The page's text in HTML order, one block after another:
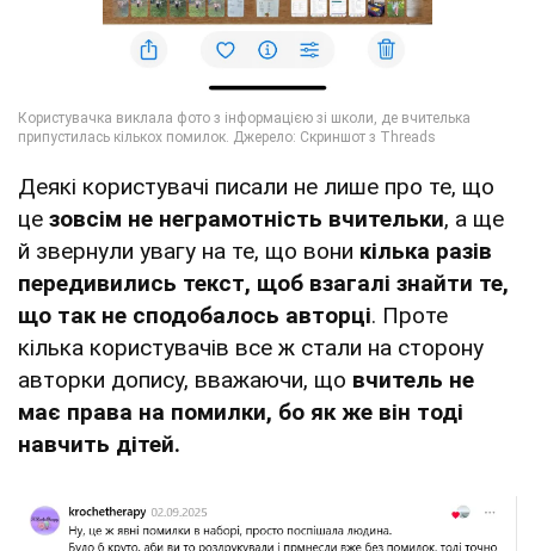
Деякі користувачі писали не лише про те, що
це зовсім не неграмотність вчительки, а ще
й звернули увагу на те, що вони кілька разів
передивились текст, щоб взагалі знайти те,
що так не сподобалось авторці. Проте
кілька користувачів все ж стали на сторону
авторки допису, вважаючи, що вчитель не
має права на помилки, бо як же він тоді
навчить дітей.